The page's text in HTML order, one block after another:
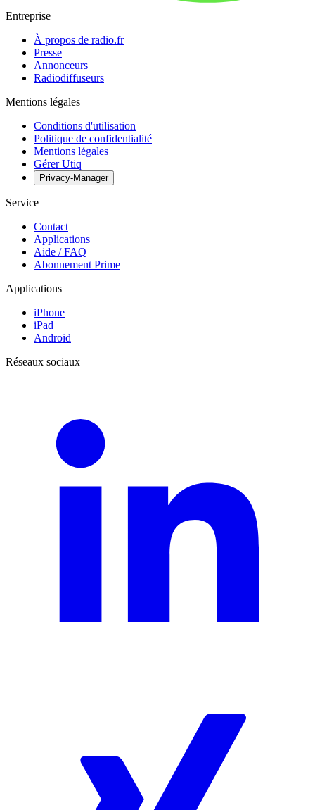
Entreprise
À propos de radio.fr
Presse
Annonceurs
Radiodiffuseurs
Mentions légales
Conditions d'utilisation
Politique de confidentialité
Mentions légales
Gérer Utiq
Privacy-Manager
Service
Contact
Applications
Aide / FAQ
Abonnement Prime
Applications
iPhone
iPad
Android
Réseaux sociaux